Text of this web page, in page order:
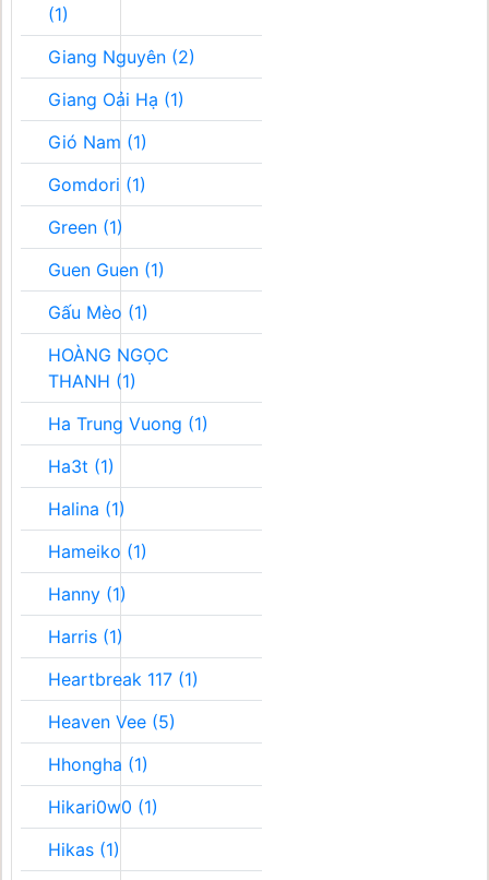
(1)
Giang Nguyên (2)
Giang Oải Hạ (1)
Gió Nam (1)
Gomdori (1)
Green (1)
Guen Guen (1)
Gấu Mèo (1)
HOÀNG NGỌC
THANH (1)
Ha Trung Vuong (1)
Ha3t (1)
Halina (1)
Hameiko (1)
Hanny (1)
Harris (1)
Heartbreak 117 (1)
Heaven Vee (5)
Hhongha (1)
Hikari0w0 (1)
Hikas (1)